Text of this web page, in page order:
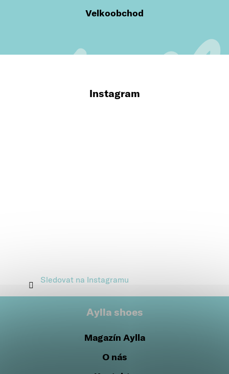
Velkoobchod
Instagram
Sledovat na Instagramu
Aylla shoes
Magazín Aylla
O nás